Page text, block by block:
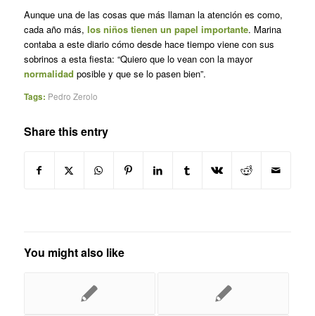
Aunque una de las cosas que más llaman la atención es como,
cada año más, los niños tienen un papel importante. Marina
contaba a este diario cómo desde hace tiempo viene con sus
sobrinos a esta fiesta: “Quiero que lo vean con la mayor
normalidad posible y que se lo pasen bien”.
Tags: Pedro Zerolo
Share this entry
You might also like